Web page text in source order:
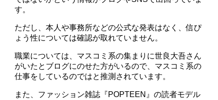
す。
ただし、本人や事務所などの公式な発表はなく、信ぴ
ょう性については確認が取れていません。
職業については、マスコミ系の集まりに世良大吾さん
がいたとブログにのせた方がいるので、マスコミ系の
仕事をしているのではと推測されています。
また、ファッション雑誌『POPTEEN』の読者モデル